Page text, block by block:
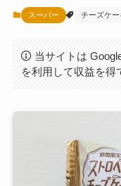
スーパー チーズケ
当サイトは
を利用して収益を得